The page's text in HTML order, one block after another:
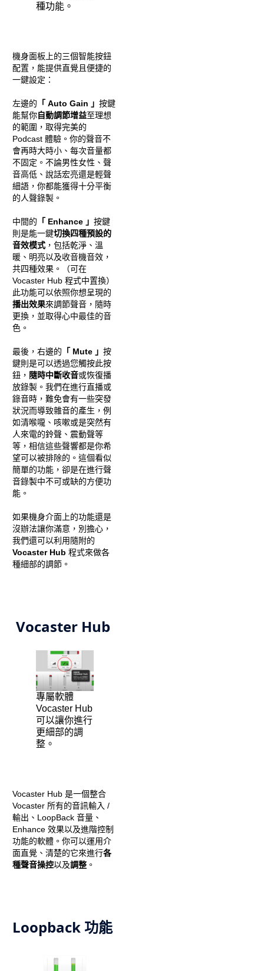
種功能。
機身面板上的三個智能按鈕
配置，能提供直覺且便捷的
一鍵設定：
左邊的 「 Auto Gain 」 按鍵
能幫你自動調節增益至理想
的範圍，取得完美的
Podcast 體驗。你的聲音不
會再時大時小、每次音量都
不固定。不論男性女性、聲
音高低、說話宏亮還是輕聲
細語，你都能獲得十分平衡
的人聲錄製。
中間的 「 Enhance 」 按鍵
則是能一鍵切換四種預設的
音效模式，包括乾淨、溫
暖、明亮以及收音機音效，
共四種效果。（可在
Vocaster Hub 程式中置換）
此功能可以依照你想呈現的
播出效果來調節聲音，隨時
更換，並取得心中最佳的音
色。
最後，右邊的 「 Mute 」 按
鍵則是可以透過您觸按此按
鈕， 隨時中斷收音或恢復播
放錄製。我們在進行直播或
錄音時，難免會有一些突發
狀況而導致雜音的產生，例
如清喉嚨、咳嗽或是突然有
人來電的鈴聲、震動聲等
等，相信這些聲響都是你希
望可以被排除的。這個看似
簡單的功能，卻是在進行聲
音錄製中不可或缺的方便功
能。
如果機身介面上的功能還是
沒辦法讓你滿意，別擔心，
我們還可以利用隨附的
Vocaster Hub 程式來做各
種細部的調節。
Vocaster Hub
專屬軟體
Vocaster Hub
可以讓你進行
更細部的調
整。
Vocaster Hub 是一個整合
Vocaster 所有的音訊輸入 /
輸出、LoopBack 音量、
Enhance 效果以及進階控制
功能的軟體。你可以運用介
面直覺、清楚的它來進行各
種聲音操控以及調整。
Loopback 功能